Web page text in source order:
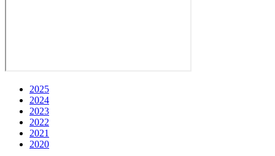
2025
2024
2023
2022
2021
2020